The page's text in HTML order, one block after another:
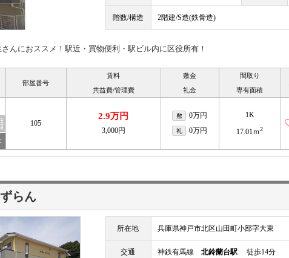
階数/構造 2階建/S造(鉄骨造)
さんにおススメ！駅近・買物便利・駅ビル内に区役所有！
部屋番号
賃料
共益費/管理費
敷金
礼金
間取り
専有面積
105
2.9万円
3,000円
敷 0万円
礼 0万円
1K
17.01ｍ2
らん
所在地 兵庫県神戸市北区山田町小部字大東
交通 神鉄有馬線 北鈴蘭台駅徒歩14分